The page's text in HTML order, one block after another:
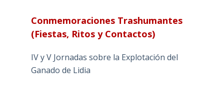
Conmemoraciones Trashumantes
(Fiestas, Ritos y Contactos)
IV y V Jornadas sobre la Explotación del
Ganado de Lidia